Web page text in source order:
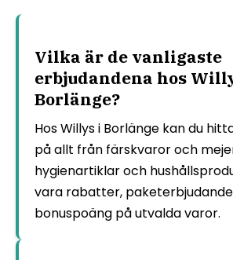
Vilka är de vanligaste
erbjudandena hos
Borlänge?
Hos Willys i Borlänge kan du
på allt från färskvaror och
hygienartiklar och
vara rabatter,
bonuspoäng på utvalda varor.